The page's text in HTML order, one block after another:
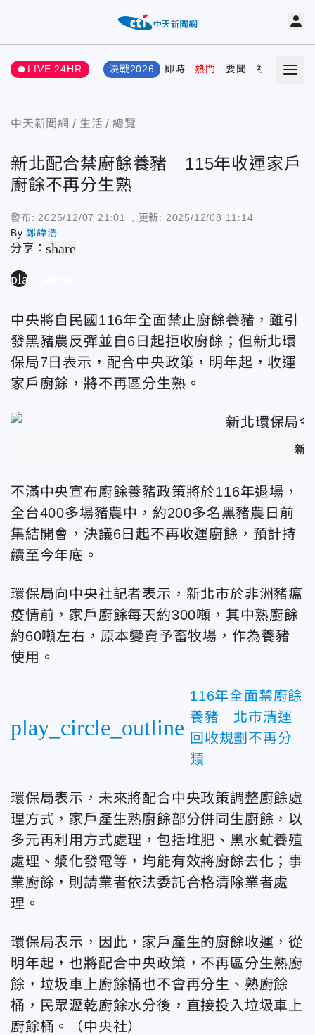
LIVE 24HR 決戰2026 即時 熱門 要聞 社會 娛樂
中天新聞網 生活 總覽
新北配合禁廚餘養豬 115年收運家戶
廚餘不再分生熟
發布: 2025/12/07 21:01 , 更新: 2025/12/08 11:14
By鄭緯浩
分享：share
play_arrow
中央將自民國116年全面禁止廚餘養豬，雖引
發黑豬農反彈並自6日起拒收廚餘；但新北環
保局7日表示，配合中央政策，明年起，收運
家戶廚餘，將不再區分生熟。
新
不滿中央宣布廚餘養豬政策將於116年退場，
全台400多場豬農中，約200多名黑豬農日前
集結開會，決議6日起不再收運廚餘，預計持
續至今年底。
環保局向中央社記者表示，新北市於非洲豬瘟
疫情前，家戶廚餘每天約300噸，其中熟廚餘
約60噸左右，原本變賣予畜牧場，作為養豬
使用。
play_circle_outline
116年全面禁廚餘
養豬 北市清運
回收規劃不再分
類
環保局表示，未來將配合中央政策調整廚餘處
理方式，家戶產生熟廚餘部分併同生廚餘，以
多元再利用方式處理，包括堆肥、黑水虻養殖
處理、漿化發電等，均能有效將廚餘去化；事
業廚餘，則請業者依法委託合格清除業者處
理。
環保局表示，因此，家戶產生的廚餘收運，從
明年起，也將配合中央政策，不再區分生熟廚
餘，垃圾車上廚餘桶也不會再分生、熟廚餘
桶，民眾瀝乾廚餘水分後，直接投入垃圾車上
廚餘桶。（中央社）